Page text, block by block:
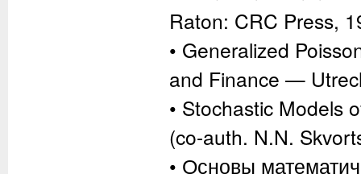
Raton: CRC Press,
• Generalized
and Finance —
• Stochastic Models
(co-auth. N.N.
• Основы